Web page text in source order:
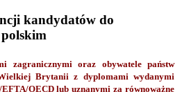
kandydatów do
zagranicznymi oraz obywatele państw
Brytanii z dyplomami wydanymi
EFTA/OECD lub uznanymi za równoważne